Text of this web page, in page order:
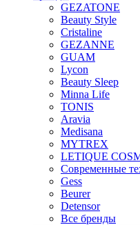
GEZATONE
Beauty Style
Cristaline
GEZANNE
GUAM
Lycon
Beauty Sleep
Minna Life
TONIS
Aravia
Medisana
MYTREX
LETIQUE
Современные
Gess
Beurer
Detensor
Все бренды